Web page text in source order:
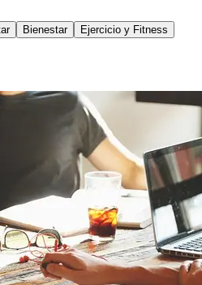
Bienestar Ejercicio y Fitness